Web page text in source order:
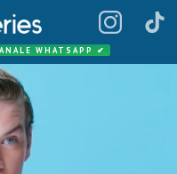
WHATSAPP ✔